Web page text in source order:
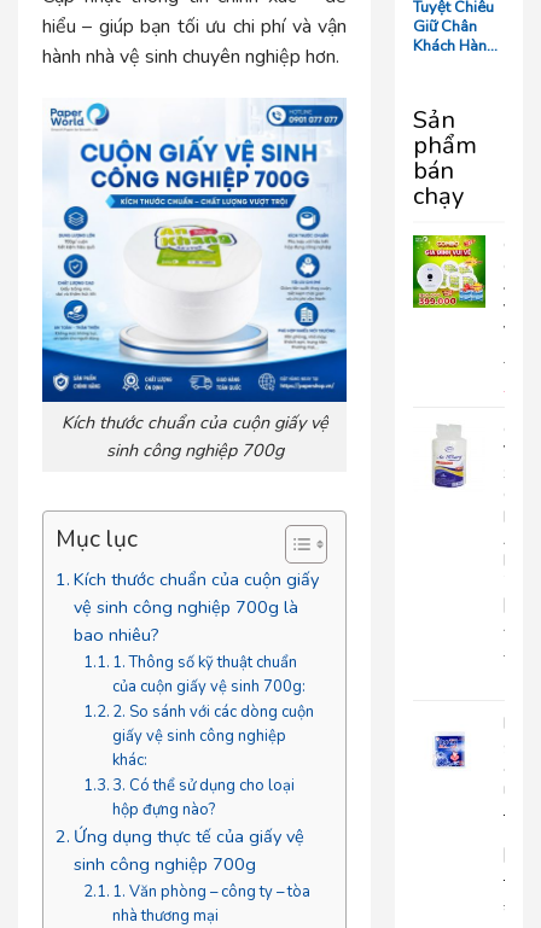
hiểu – giúp bạn tối ưu chi phí và vận
hành nhà vệ sinh chuyên nghiệp hơn.
Kích thước chuẩn của cuộn giấy vệ
sinh công nghiệp 700g
Mục lục
Kích thước chuẩn của cuộn giấy
vệ sinh công nghiệp 700g là
bao nhiêu?
1. Thông số kỹ thuật chuẩn
của cuộn giấy vệ sinh 700g:
2. So sánh với các dòng cuộn
giấy vệ sinh công nghiệp
khác:
3. Có thể sử dụng cho loại
hộp đựng nào?
Ứng dụng thực tế của giấy vệ
sinh công nghiệp 700g
1. Văn phòng – công ty – tòa
nhà thương mại
Tuyệt Chiêu
Giữ Chân
Khách Hàng:
Phòng Tắm
Resort
Sản
phẩm
bán
chạy
GIA
VUI
VẺ
Giấy
Vệ
Sinh
Lớn
An
|
AK703
Khăn
giấy
ăn
rút
|
JP500X